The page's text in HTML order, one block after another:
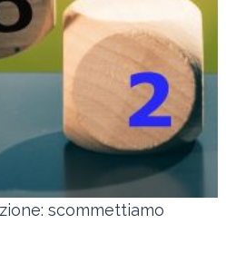
scommettiamo